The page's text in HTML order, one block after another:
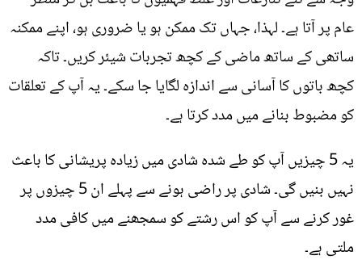
عام پر آتا ہے۔ لہذا، جہاں تک ممکن ہو یا ضروری ہو، اپنے ممکنہ
ساتھی کے ساتھ ماضی کے کچھ تجربات شیئر کریں۔ تاکہ
کچھ باتوں کا آسانی سے اندازہ لگایا جا سکے۔ یہ آپ کے تعلقات
کو مضبوط بنانے میں مدد کرتا ہے۔
یہ 5 چیزیں آپ کو طے شدہ شادی میں زیادہ پریشانی کا باعث
نہیں بنیں گی۔ شادی پر راضی ہونے سے پہلے ان 5 چیزوں پر
غور کرنے سے آپ کو اس رشتے کو سمجھنے میں کافی مدد
ملتی ہے۔